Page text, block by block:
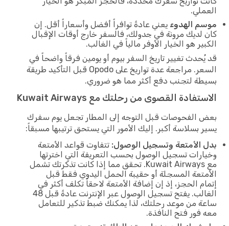
العملي.
موسم الهدوء يعني عادةً توافراً أفضل وأسعاراً أقل. إن
كان لديك مرونة في جدولك، فالسفر خارج أوقات الإقبال
الكبير هو الخيار الأوفر مالياً في الغالب.
قد يُحدث تغيير تاريخ السفر بيوم أو يومين فرقاً واضحاً في
السعر. مراجعة عدة تواريخ على Opodo قبل التأكيد طريقة
بسيطة لتجنب دفع أكثر مما هو ضروري.
الاستفادة القصوى من رحلتك مع Kuwait Airways
بعض الفحوصات قبل التوجه إلى المطار تجعل يوم سفرك
يسير بسلاسة أكبر. إليك الأمور التي يستحق ترتيبها مسبقاً:
بدل الأمتعة وتسجيل الوصول: تتفاوت قواعد الأمتعة
وخيارات تسجيل الوصول بحسب التعريفة التي اخترتها
مع Kuwait Airways. تحقق مما إذا كانت تذكرتك تشمل
الأمتعة المسجلة أو حقيبة الحمل اليدوي فقط قبل
إتمام الحجز، إذ إن إضافة الأمتعة لاحقاً تكلف أكثر في
الغالب. يفتح تسجيل الوصول عبر الإنترنت عادةً قبل 48
ساعة من موعد رحلتك، لذا يمكنك ضبط تذكير للتعامل
معه فور فتح النافذة.